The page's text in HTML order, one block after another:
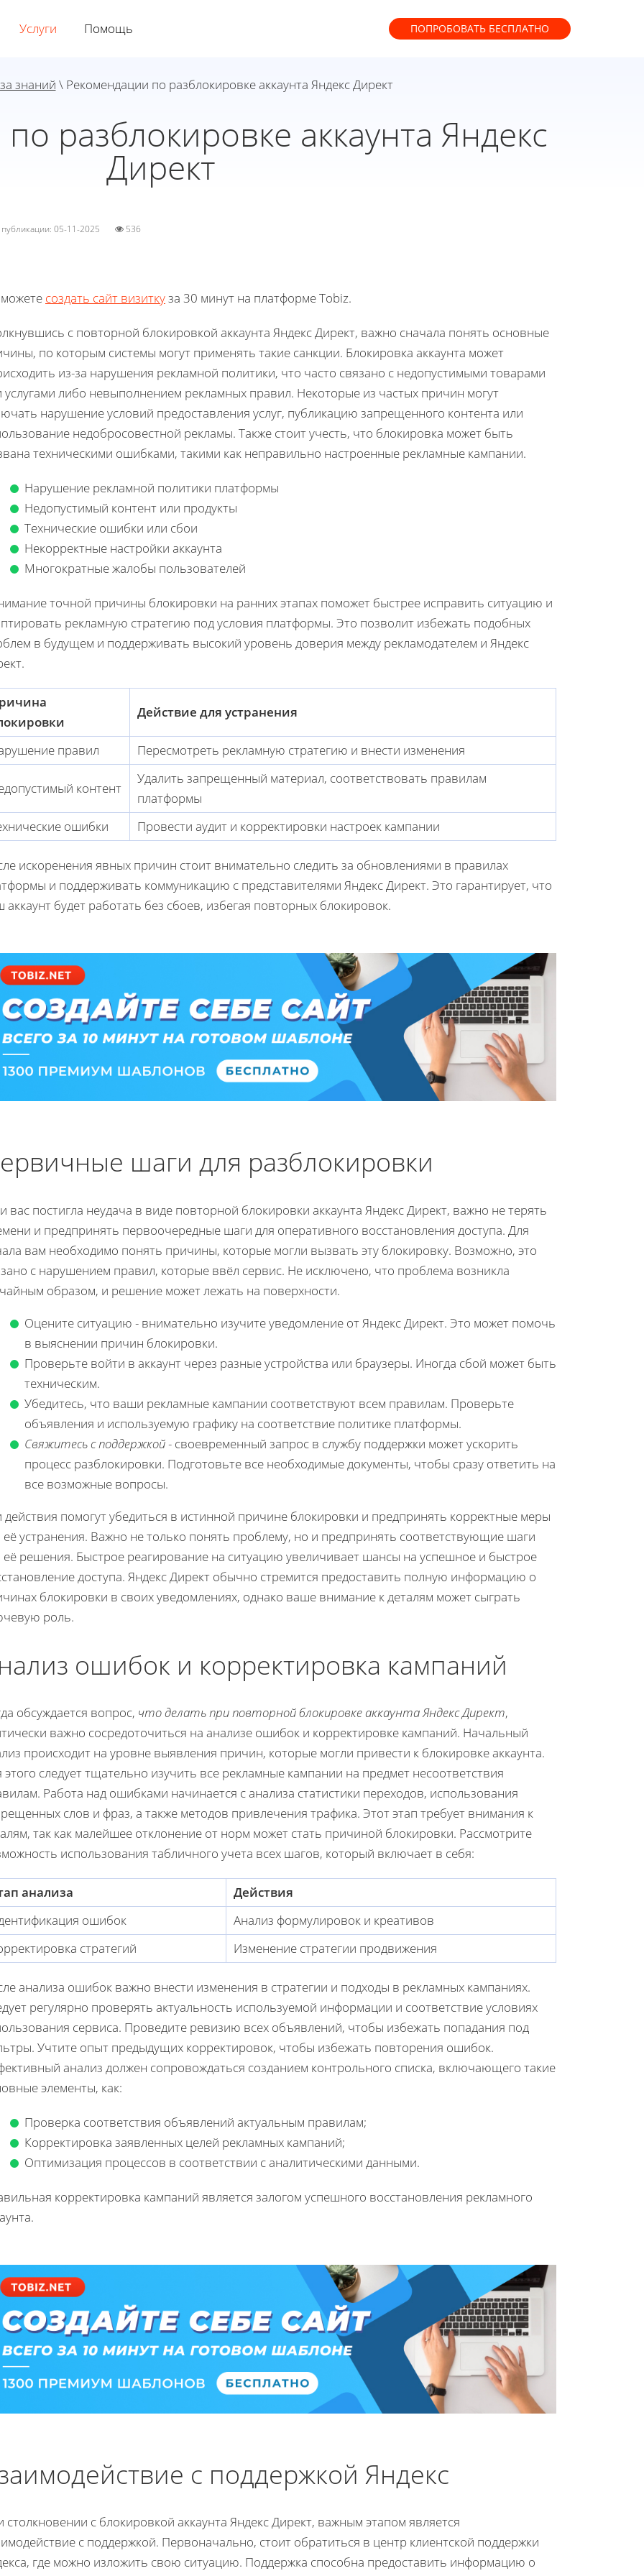
Услуги Помощь ПОПРОБОВАТЬ БЕСПЛАТНО
знаний \ Рекомендации по разблокировке аккаунта Яндекс Директ
разблокировке аккаунта Яндекс
Директ
публикации: 05-11-2025 536
создать сайт визиткуза 30 минут на платформе Tobiz.
с повторной блокировкой аккаунта Яндекс Директ, важно сначала понять основные
по которым системы могут применять такие санкции. Блокировка аккаунта может
из-за нарушения рекламной политики, что часто связано с недопустимыми товарами
услугами либо невыполнением рекламных правил. Некоторые из частых причин могут
нарушение условий предоставления услуг, публикацию запрещенного контента или
недобросовестной рекламы. Также стоит учесть, что блокировка может быть
техническими ошибками, такими как неправильно настроенные рекламные кампании.
Нарушение рекламной политики платформы
Недопустимый контент или продукты
Технические ошибки или сбои
Некорректные настройки аккаунта
Многократные жалобы пользователей
точной причины блокировки на ранних этапах поможет быстрее исправить ситуацию и
рекламную стратегию под условия платформы. Это позволит избежать подобных
в будущем и поддерживать высокий уровень доверия между рекламодателем и Яндекс
Действие для устранения
правил Пересмотреть рекламную стратегию и внести изменения
контент
Удалить запрещенный материал, соответствовать правилам
платформы
ошибки
Провести аудит и корректировки настроек кампании
искоренения явных причин стоит внимательно следить за обновлениями в правилах
и поддерживать коммуникацию с представителями Яндекс Директ. Это гарантирует, что
аккаунт будет работать без сбоев, избегая повторных блокировок.
шаги для разблокировки
вас постигла неудача в виде повторной блокировки аккаунта Яндекс Директ, важно не терять
и предпринять первоочередные шаги для оперативного восстановления доступа. Для
вам необходимо понять причины, которые могли вызвать эту блокировку. Возможно, это
с нарушением правил, которые ввёл сервис. Не исключено, что проблема возникла
образом, и решение может лежать на поверхности.
Оцените ситуацию - внимательно изучите уведомление от Яндекс Директ. Это может помочь
в выяснении причин блокировки.
Проверьте войти в аккаунт через разные устройства или браузеры. Иногда сбой может быть
техническим.
Убедитесь, что ваши рекламные кампании соответствуют всем правилам. Проверьте
объявления и используемую графику на соответствие политике платформы.
Свяжитесь с поддержкой- своевременный запрос в службу поддержки может ускорить
процесс разблокировки. Подготовьте все необходимые документы, чтобы сразу ответить на
все возможные вопросы.
действия помогут убедиться в истинной причине блокировки и предпринять корректные меры
её устранения. Важно не только понять проблему, но и предпринять соответствующие шаги
её решения. Быстрое реагирование на ситуацию увеличивает шансы на успешное и быстрое
доступа. Яндекс Директ обычно стремится предоставить полную информацию о
блокировки в своих уведомлениях, однако ваше внимание к деталям может сыграть
роль.
ошибок и корректировка кампаний
обсуждается вопрос, что делать при повторной блокировке аккаунта Яндекс Директ,
важно сосредоточиться на анализе ошибок и корректировке кампаний. Начальный
происходит на уровне выявления причин, которые могли привести к блокировке аккаунта.
этого следует тщательно изучить все рекламные кампании на предмет несоответствия
Работа над ошибками начинается с анализа статистики переходов, использования
слов и фраз, а также методов привлечения трафика. Этот этап требует внимания к
так как малейшее отклонение от норм может стать причиной блокировки. Рассмотрите
использования табличного учета всех шагов, который включает в себя:
анализа
Действия
ошибок
Анализ формулировок и креативов
стратегий
Изменение стратегии продвижения
анализа ошибок важно внести изменения в стратегии и подходы в рекламных кампаниях.
регулярно проверять актуальность используемой информации и соответствие условиях
сервиса. Проведите ревизию всех объявлений, чтобы избежать попадания под
Учтите опыт предыдущих корректировок, чтобы избежать повторения ошибок.
анализ должен сопровождаться созданием контрольного списка, включающего такие
элементы, как:
Проверка соответствия объявлений актуальным правилам;
Корректировка заявленных целей рекламных кампаний;
Оптимизация процессов в соответствии с аналитическими данными.
корректировка кампаний является залогом успешного восстановления рекламного
с поддержкой Яндекс
столкновении с блокировкой аккаунта Яндекс Директ, важным этапом является
с поддержкой. Первоначально, стоит обратиться в центр клиентской поддержки
где можно изложить свою ситуацию. Поддержка способна предоставить информацию о